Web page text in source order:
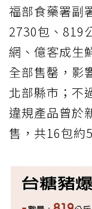
福部食藥署副
2730包、819
網、億客成生
全部售罄，影
北部縣市；不
違規產品曾於
售，共16包約